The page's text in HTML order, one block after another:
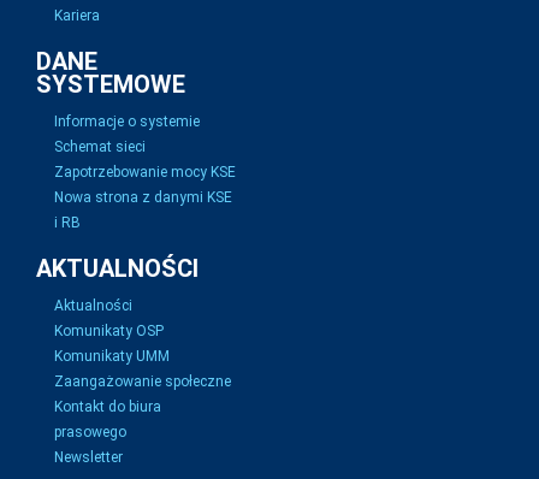
Kariera
DANE
SYSTEMOWE
Informacje o systemie
Schemat sieci
Zapotrzebowanie mocy KSE
Nowa strona z danymi KSE
i RB
AKTUALNOŚCI
Aktualności
Komunikaty OSP
Komunikaty UMM
Zaangażowanie społeczne
Kontakt do biura
prasowego
Newsletter